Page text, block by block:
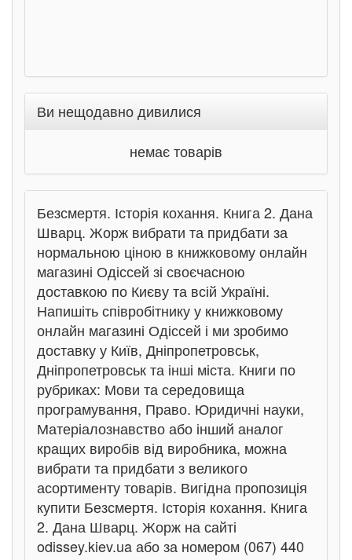
Ви нещодавно дивилися
немає товарів
Безсмертя. Історія кохання. Книга 2. Дана
Шварц. Жорж вибрати та придбати за
нормальною ціною в книжковому онлайн
магазині Одіссей зі своєчасною
доставкою по Києву та всій Україні.
Напишіть співробітнику у книжковому
онлайн магазині Одіссей і ми зробимо
доставку у Київ, Дніпропетровськ,
Дніпропетровськ та інші міста. Книги по
рубриках: Мови та середовища
програмування, Право. Юридичні науки,
Матеріалознавство або інший аналог
кращих виробів від виробника, можна
вибрати та придбати з великого
асортименту товарів. Вигідна пропозиція
купити Безсмертя. Історія кохання. Книга
2. Дана Шварц. Жорж на сайті
odissey.kiev.ua або за номером (067) 440